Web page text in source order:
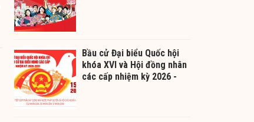
Bầu cử Đại biểu Quốc hội
khóa XVI và Hội đồng nhân
các cấp nhiệm kỳ 2026 -